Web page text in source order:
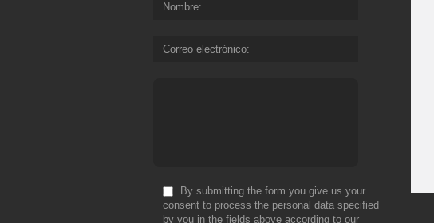
Nombre
Correo electrónico
By submitting the form you give us your
consent to process the personal data specified
by you in the fields above according to our